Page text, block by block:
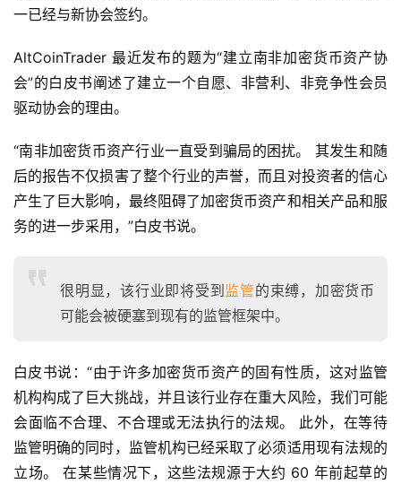
一已经与新协会签约。
AltCoinTrader 最近发布的题为“建立南非加密货币资产协
会”的白皮书阐述了建立一个自愿、非营利、非竞争性会员
驱动协会的理由。
“南非加密货币资产行业一直受到骗局的困扰。 其发生和随
后的报告不仅损害了整个行业的声誉，而且对投资者的信心
产生了巨大影响，最终阻碍了加密货币资产和相关产品和服
务的进一步采用，”白皮书说。
很明显，该行业即将受到 监管的束缚，加密货币
可能会被硬塞到现有的监管框架中。
白皮书说：“由于许多加密货币资产的固有性质，这对监管
机构构成了巨大挑战，并且该行业存在重大风险，我们可能
会面临不合理、不合理或无法执行的法规。 此外，在等待
监管明确的同时，监管机构已经采取了必须适用现有法规的
立场。 在某些情况下，这些法规源于大约 60 年前起草的